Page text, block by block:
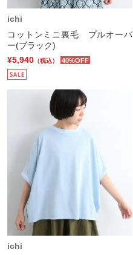
ichi
コットンミニ裏毛 プルオーバ
ー(ブラック)
¥5,940 （税込） 40%OFF
ichi